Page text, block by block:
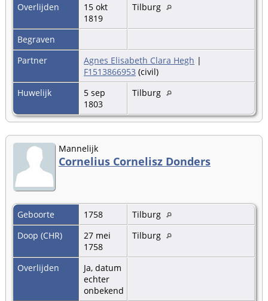
Overlijden
15 okt
1819
Tilburg
Begraven
Partner
Agnes Elisabeth Clara Hegh |
F1513866953 (civil)
Huwelijk
5 sep
1803
Tilburg
Mannelijk
Cornelius Cornelisz Donders
Geboorte 1758
Tilburg
Doop (CHR)
27 mei
1758
Tilburg
Overlijden
Ja, datum
echter
onbekend